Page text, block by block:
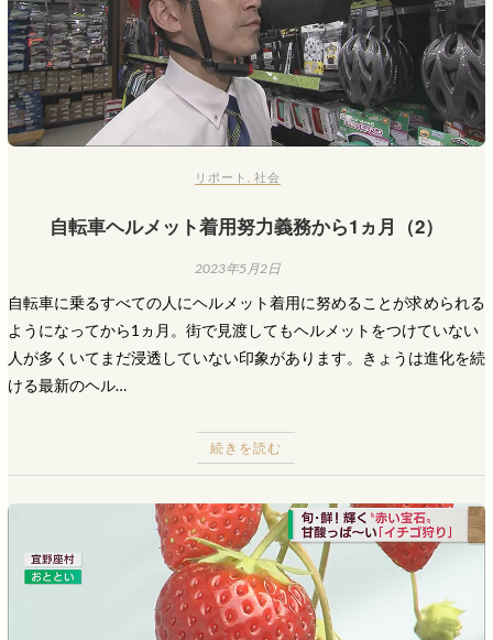
リポート ,社会
自転車ヘルメット着用努力義務から1ヵ月（2）
2023年5月2日
自転車に乗るすべての人にヘルメット着用に努めることが求められる
ようになってから1ヵ月。街で見渡してもヘルメットをつけていない
人が多くいてまだ浸透していない印象があります。きょうは進化を続
ける最新のヘル…
続きを読む